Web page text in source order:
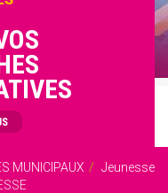
MUNICIPAUX
Jeunesse